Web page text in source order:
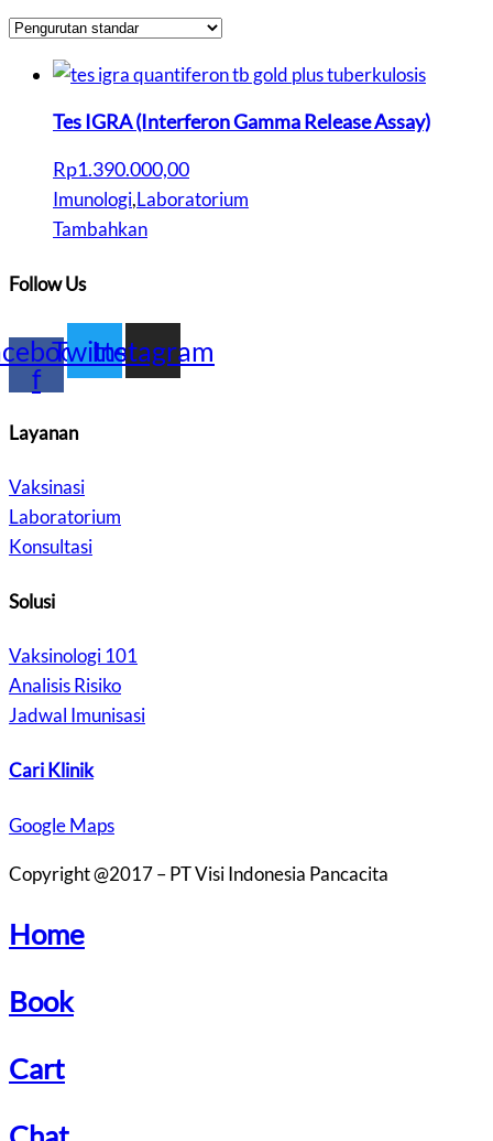
Tes IGRA (Interferon Gamma Release Assay)
Rp1.390.000,00
Imunologi,Laboratorium
Tambahkan
Follow Us
f
Twitter
Instagram
Layanan
Vaksinasi
Laboratorium
Konsultasi
Solusi
Vaksinologi 101
Analisis Risiko
Jadwal Imunisasi
Cari Klinik
Google Maps
Copyright @2017 – PT Visi Indonesia Pancacita
Home
Book
Cart